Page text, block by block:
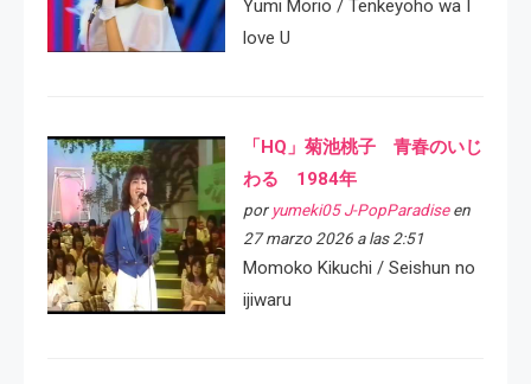
Yumi Morio / Tenkeyoho wa I
love U
「HQ」菊池桃子 青春のいじ
わる 1984年
por yumeki05 J-PopParadiseen
27 marzo 2026 a las 2:51
Momoko Kikuchi / Seishun no
ijiwaru